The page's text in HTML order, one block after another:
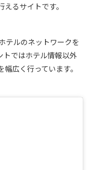
るサイトです。
テルのネットワークを
ではホテル情報以外
広く行っています。